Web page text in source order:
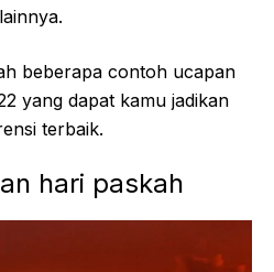
beberapa contoh ucapan
yang dapat kamu jadikan
terbaik.
hari paskah